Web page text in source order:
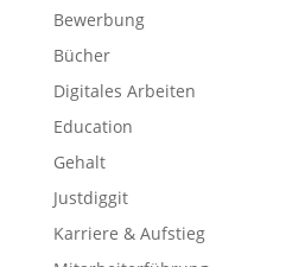
Bewerbung
Bücher
Digitales Arbeiten
Education
Gehalt
Justdiggit
Karriere & Aufstieg